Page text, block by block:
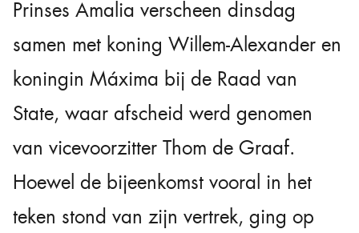
Prinses Amalia verscheen dinsdag
samen met koning Willem-Alexander en
koningin Máxima bij de Raad van
State, waar afscheid werd genomen
van vicevoorzitter Thom de Graaf.
Hoewel de bijeenkomst vooral in het
teken stond van zijn vertrek, ging op